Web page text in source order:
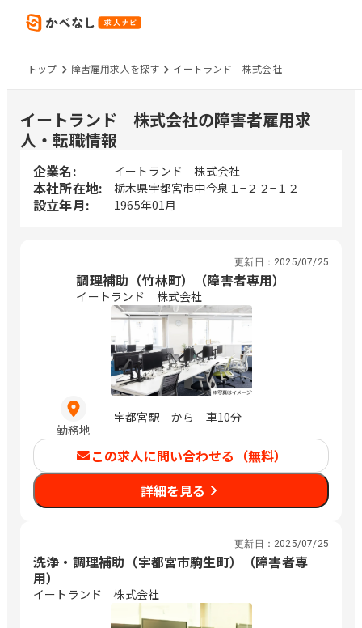
トップ 障害雇用求人を探す イートランド 株式会社
イートランド 株式会社の障害者雇用求
人・転職情報
企業名: イートランド 株式会社
本社所在地: 栃木県宇都宮市中今泉１−２２−１２
設立年月: 1965年01月
更新日： 2025/07/25
調理補助（竹林町）（障害者専用）
イートランド 株式会社
勤務地
宇都宮駅 から 車10分
この求人に問い合わせる（無料）
詳細を見る
更新日： 2025/07/25
洗浄・調理補助（宇都宮市駒生町）（障害者専
用）
イートランド 株式会社